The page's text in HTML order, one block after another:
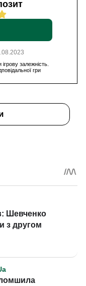
залежність.
гри